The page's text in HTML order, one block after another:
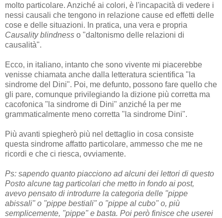
molto particolare. Anziché ai colori, è l'incapacità di vedere i
nessi causali che tengono in relazione cause ed effetti delle
cose e delle situazioni. In pratica, una vera e propria
Causality blindness o "daltonismo delle relazioni di
causalità".
Ecco, in italiano, intanto che sono vivente mi piacerebbe
venisse chiamata anche dalla letteratura scientifica "la
sindrome del Dini". Poi, me defunto, possono fare quello che
gli pare, comunque privilegiando la dizione più corretta ma
cacofonica "la sindrome di Dini" anziché la per me
grammaticalmente meno corretta "la sindrome Dini".
Più avanti spiegherò più nel dettaglio in cosa consiste
questa sindrome affatto particolare, ammesso che me ne
ricordi e che ci riesca, ovviamente.
Ps: sapendo quanto piacciono ad alcuni dei lettori di questo
Posto alcune tag particolari che metto in fondo ai post,
avevo pensato di introdurre la categoria delle "pippe
abissali" o "pippe bestiali" o "pippe al cubo" o, più
semplicemente, "pippe" e basta. Poi però finisce che userei